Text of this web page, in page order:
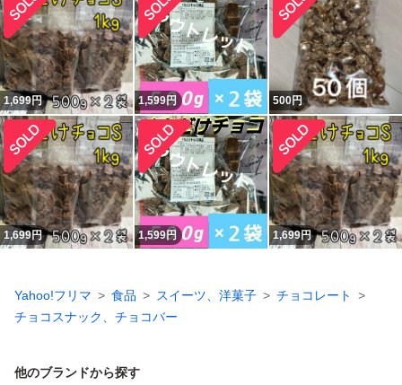
1,699円 1,599円 500円
1,699円 1,599円 1,699円
Yahoo!フリマ 食品 スイーツ、洋菓子
チョコレート
チョコスナック、チョコバー
他のブランドから探す